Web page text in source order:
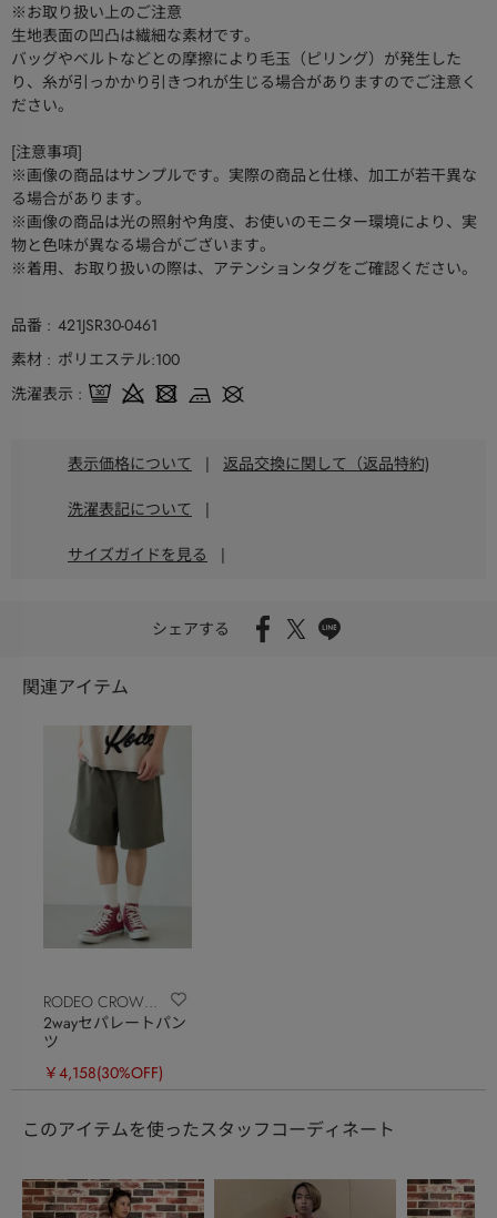
※お取り扱い上のご注意
生地表面の凹凸は繊細な素材です。
バッグやベルトなどとの摩擦により毛玉（ピリング）が発生した
り、糸が引っかかり引きつれが生じる場合がありますのでご注意く
ださい。
[注意事項]
※画像の商品はサンプルです。実際の商品と仕様、加工が若干異な
る場合があります。
※画像の商品は光の照射や角度、お使いのモニター環境により、実
物と色味が異なる場合がございます。
※着用、お取り扱いの際は、アテンションタグをご確認ください。
品番
421JSR30-0461
素材
ポリエステル:100
洗濯表示
表示価格について | 返品交換に関して（返品特約)
洗濯表記について |
サイズガイドを見る |
シェアする
関連アイテム
RODEO CROWNS
WIDE BOWL
2wayセパレートパン
ツ
￥4,158(30%OFF)
このアイテムを使ったスタッフコーディネート